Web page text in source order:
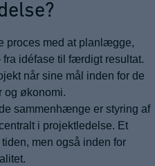
proces med at planlægge,
idéfase til færdigt resultat.
når sine mål inden for de
og økonomi.
sammenhænge er styring af
i projektledelse. Et
men også inden for